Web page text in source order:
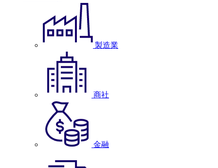
製造業
商社
金融